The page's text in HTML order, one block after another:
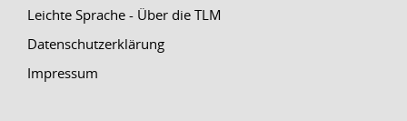
Leichte Sprache - Über die TLM
Datenschutzerklärung
Impressum